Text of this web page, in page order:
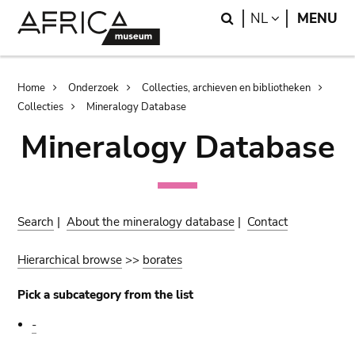
Search
NL LANGUAGE
MENU
Breadcrumb
Home Onderzoek
Collecties, archieven en bibliotheken
Collecties
Mineralogy Database
Mineralogy Database
Search |About the mineralogy database | Contact
Hierarchical browse >> borates
Pick a subcategory from the list
-